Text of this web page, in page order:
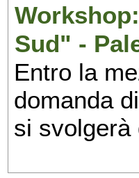
Sud" -
Entro la
domanda
si svolgerà